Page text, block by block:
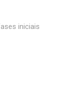
iniciais